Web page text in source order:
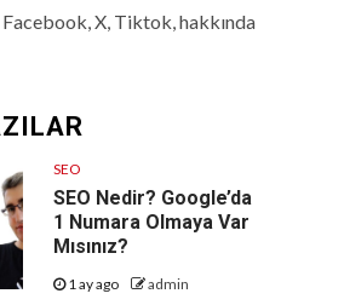
, Facebook, X, Tiktok, hakkında
SEO
SEO Nedir? Google’da
1 Numara Olmaya Var
Mısınız?
1 ay ago admin